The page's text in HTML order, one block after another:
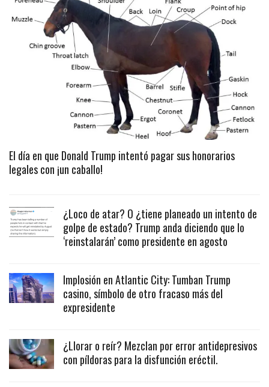
El día en que Donald Trump intentó pagar sus honorarios
legales con ¡un caballo!
¿Loco de atar? O ¿tiene planeado un intento de
golpe de estado? Trump anda diciendo que lo
‘reinstalarán’ como presidente en agosto
Implosión en Atlantic City: Tumban Trump
casino, símbolo de otro fracaso más del
expresidente
¿Llorar o reír? Mezclan por error antidepresivos
con píldoras para la disfunción eréctil.